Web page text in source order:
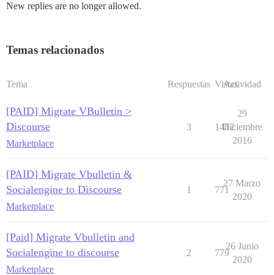
New replies are no longer allowed.
Temas relacionados
Tema Respuestas Vistas
Actividad
[PAID] Migrate VBulletin >
Discourse
Marketplace
3 1482
29
Diciembre
2016
[PAID] Migrate Vbulletin &
Socialengine to Discourse
Marketplace
1 771
27 Marzo
2020
[Paid] Migrate Vbulletin and
Socialengine to discourse
Marketplace
2 779
26 Junio
2020